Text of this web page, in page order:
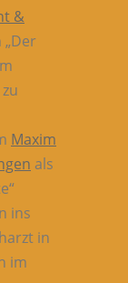
&
Maxim
als
ins
in
im